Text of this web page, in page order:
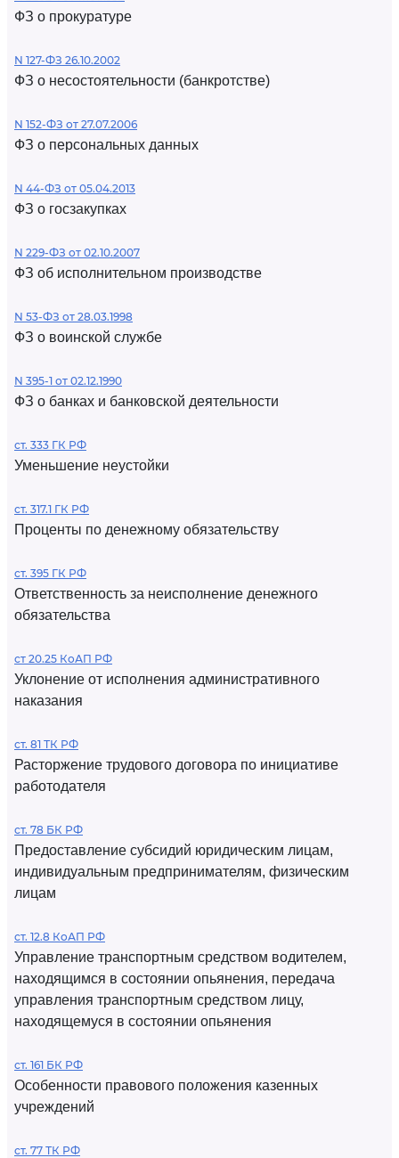
ФЗ о прокуратуре
N 127-ФЗ 26.10.2002
ФЗ о несостоятельности (банкротстве)
N 152-ФЗ от 27.07.2006
ФЗ о персональных данных
N 44-ФЗ от 05.04.2013
ФЗ о госзакупках
N 229-ФЗ от 02.10.2007
ФЗ об исполнительном производстве
N 53-ФЗ от 28.03.1998
ФЗ о воинской службе
N 395-1 от 02.12.1990
ФЗ о банках и банковской деятельности
ст. 333 ГК РФ
Уменьшение неустойки
ст. 317.1 ГК РФ
Проценты по денежному обязательству
ст. 395 ГК РФ
Ответственность за неисполнение денежного
обязательства
ст 20.25 КоАП РФ
Уклонение от исполнения административного
наказания
ст. 81 ТК РФ
Расторжение трудового договора по инициативе
работодателя
ст. 78 БК РФ
Предоставление субсидий юридическим лицам,
индивидуальным предпринимателям, физическим
лицам
ст. 12.8 КоАП РФ
Управление транспортным средством водителем,
находящимся в состоянии опьянения, передача
управления транспортным средством лицу,
находящемуся в состоянии опьянения
ст. 161 БК РФ
Особенности правового положения казенных
учреждений
ст. 77 ТК РФ